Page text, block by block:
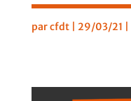
parcfdt| 29/03/21